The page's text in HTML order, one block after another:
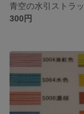
青空の水引ストラ
300円